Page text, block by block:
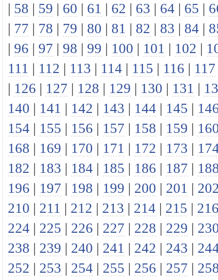
| 58 | 59 | 60 | 61 | 62 | 63 | 64 | 65 |
| 77 | 78 | 79 | 80 | 81 | 82 | 83 | 84 |
| 96 | 97 | 98 | 99 | 100 | 101 | 102 |
111 | 112 | 113 | 114 | 115 | 116 | 117
| 126 | 127 | 128 | 129 | 130 | 131 |
140 | 141 | 142 | 143 | 144 | 145 |
154 | 155 | 156 | 157 | 158 | 159 |
168 | 169 | 170 | 171 | 172 | 173 |
182 | 183 | 184 | 185 | 186 | 187 |
196 | 197 | 198 | 199 | 200 | 201 |
210 | 211 | 212 | 213 | 214 | 215 |
224 | 225 | 226 | 227 | 228 | 229 |
238 | 239 | 240 | 241 | 242 | 243 |
252 | 253 | 254 | 255 | 256 | 257 |